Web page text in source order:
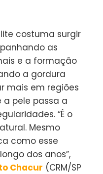
costuma surgir
as
e a formação
a gordura
mais em regiões
a pele passa a
“É o
Mesmo
como esse
dos anos”,
Chacur (CRM/SP